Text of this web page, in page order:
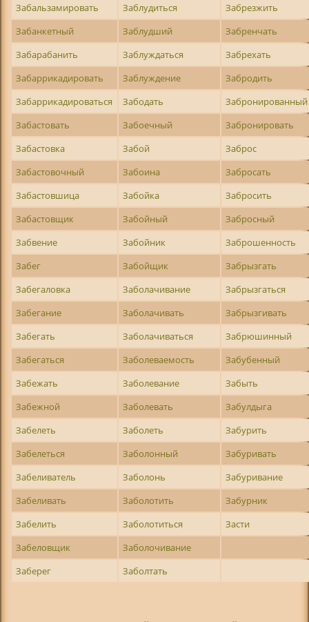
Забальзамировать
Заблудиться
Забрезжить
Забанкетный
Заблудший
Забренчать
Забарабанить
Заблуждаться
Забрехать
Забаррикадировать
Заблуждение
Забродить
Забаррикадироваться
Забодать
Забронированный
Забастовать
Забоечный
Забронировать
Забастовка
Забой
Заброс
Забастовочный
Забоина
Забросать
Забастовшица
Забойка
Забросить
Забастовщик
Забойный
Забросный
Забвение
Забойник
Заброшенность
Забег
Забойщик
Забрызгать
Забегаловка
Заболачивание
Забрызгаться
Забегание
Заболачивать
Забрызгивать
Забегать
Заболачиваться
Забрюшинный
Забегаться
Заболеваемость
Забубенный
Забежать
Заболевание
Забыть
Забежной
Заболевать
Забулдыга
Забелеть
Заболеть
Забурить
Забелеться
Заболонный
Забуривать
Забеливатель
Заболонь
Забуривание
Забеливать
Заболотить
Забурник
Забелить
Заболотиться
Засти
Забеловщик
Заболочивание
Заберег
Заболтать